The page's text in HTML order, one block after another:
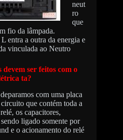
neut
ro
que
fio da lâmpada.
entra a outra da energia e
vinculada ao Neutro
devem ser feitos com o
ta?
com uma placa
que contém toda a
os capacitores,
ligado somente por
e o acionamento do relé